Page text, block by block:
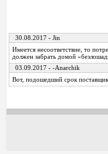
30.08.2017 - Jin
Имеется несоответствие, то
должен забрать домой
03.09.2017 - -Anarchik
Вот, подошедший срок